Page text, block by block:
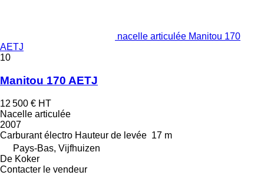
nacelle articulée Manitou 170
AETJ
10
Manitou 170 AETJ
12 500 € HT
Nacelle articulée
2007
Carburant électro Hauteur de levée 17 m
Pays-Bas, Vijfhuizen
De Koker
Contacter le vendeur